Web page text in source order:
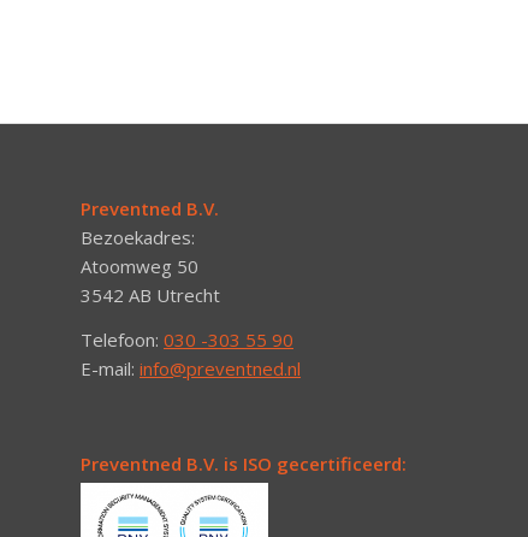
Preventned B.V.
Bezoekadres:
Atoomweg 50
3542 AB Utrecht
Telefoon: 030 -303 55 90
E-mail: info@preventned.nl
Preventned B.V. is ISO gecertificeerd: